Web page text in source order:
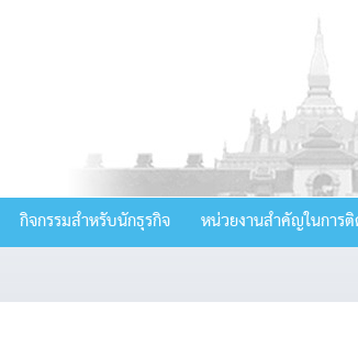
กิจกรรมสำหรับนักธุรกิจ หน่วยงานสำคัญในการ